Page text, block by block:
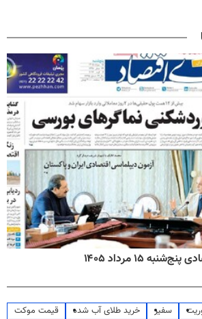
۱۵ مرداد ۱۴۰۵
سفیر خرید طلای آب شده
قیمت موکت